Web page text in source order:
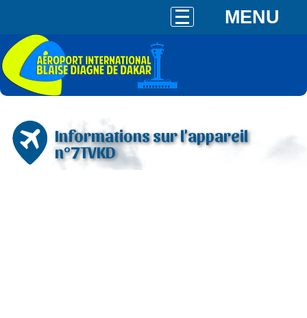
MENU
Informations sur l'appareil
n°7TVKD